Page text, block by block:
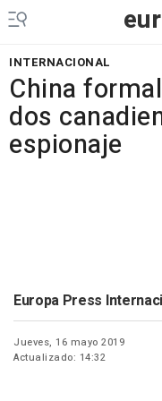
INTERNACIONAL
China
dos
espionaje
Europa Press
Jueves, 16 mayo 2019
Actualizado: 14:32